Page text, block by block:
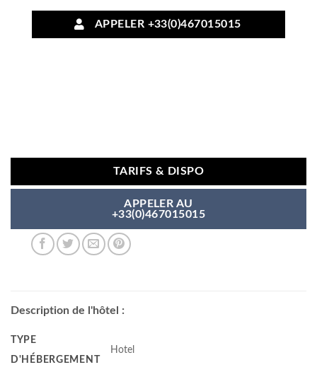
APPELER +33(0)467015015
TARIFS & DISPO
APPELER AU
+33(0)467015015
Description de l'hôtel :
TYPE
D'HÉBERGEMENT
Hotel